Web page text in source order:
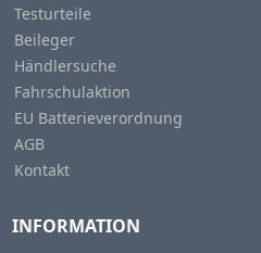
Testurteile
Beileger
Händlersuche
Fahrschulaktion
EU Batterieverordnung
AGB
Kontakt
INFORMATION